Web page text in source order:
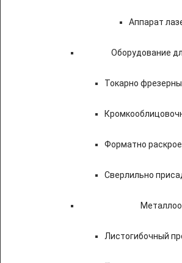
Аппарат
Оборудование
Токарно
Форматно
Сверлильно
Листогибочный